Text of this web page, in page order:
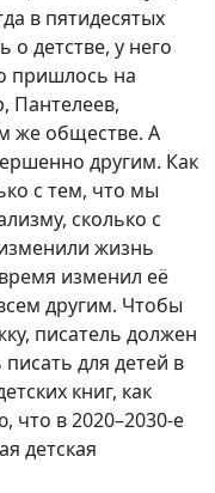
в пятидесятых
о детстве, у него
пришлось на
Пантелеев,
же обществе. А
другим. Как
с тем, что мы
сколько с
жизнь
изменил её
другим. Чтобы
писатель должен
для детей в
книг, как
что в 2020–2030-е
детская